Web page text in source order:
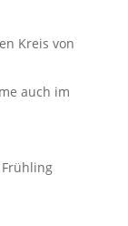
Kreis von
auch im